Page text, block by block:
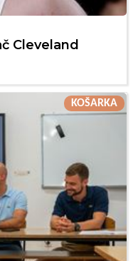
Cleveland
KOŠARKA